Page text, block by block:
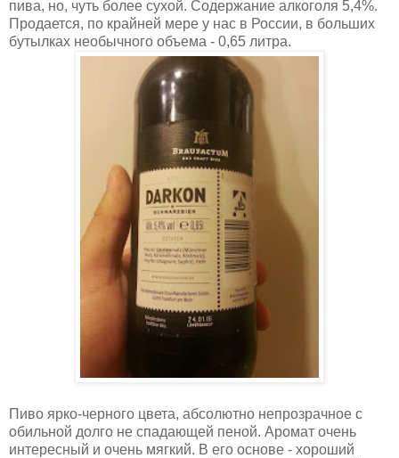
пива, но, чуть более сухой. Содержание алкоголя 5,4%.
Продается, по крайней мере у нас в России, в больших
бутылках необычного объема - 0,65 литра.
Пиво ярко-черного цвета, абсолютно непрозрачное с
обильной долго не спадающей пеной. Аромат очень
интересный и очень мягкий. В его основе - хороший